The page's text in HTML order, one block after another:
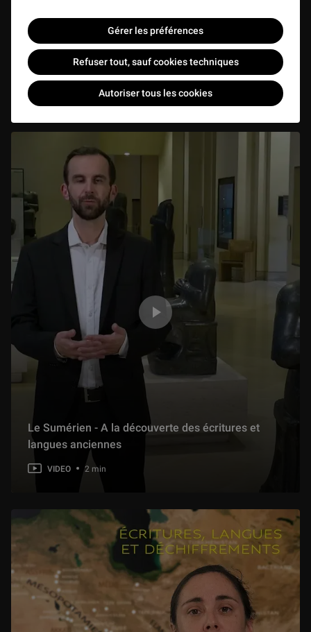
Gérer les préférences
Refuser tout, sauf cookies techniques
Autoriser tous les cookies
Le vieux Perse - A la découverte des écritures et
langues anciennes
3 min
Le Sumérien - A la découverte des écritures et
langues anciennes
VIDEO 2 min